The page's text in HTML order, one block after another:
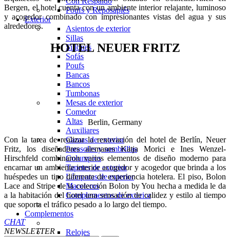
Poufs y Reposapiés
Exterior
Asientos de exterior
Sillas
Sillones
Sofás
Poufs
Bancas
Bancos
Tumbonas
Mesas de exterior
Comedor
Altas
Auxiliares
Camas de exterior
Parasoles y sombrillas
Columpios
Tapetes de exterior
Lámparas de exterior
Maceteros
Complementos de exterior
Complementos
Relojes
Bergen, el hotel cuenta con un ambiente interior relajante, luminoso
y acogedor combinado con impresionantes vistas del agua y sus
alrededores.
HOTEL NEUER FRITZ
Berlin, Germany
Con la tarea de realizar la renovación del hotel de Berlín, Neuer
Fritz, los diseñadores alemanes Katja Morici e Ines Wenzel-
Hirschfeld combinaron varios elementos de diseño moderno para
encarnar un ambiente interior acogedor y acogedor que brinda a los
huéspedes un tipo diferente de experiencia hotelera. El piso, Bolon
Lace and Stripe de la colección Bolon by You hecha a medida le da
a la habitación del hotel una sensación de calidez y estilo al tiempo
que soporta el tráfico pesado a lo largo del tiempo.
CHAT
NEWSLETTER